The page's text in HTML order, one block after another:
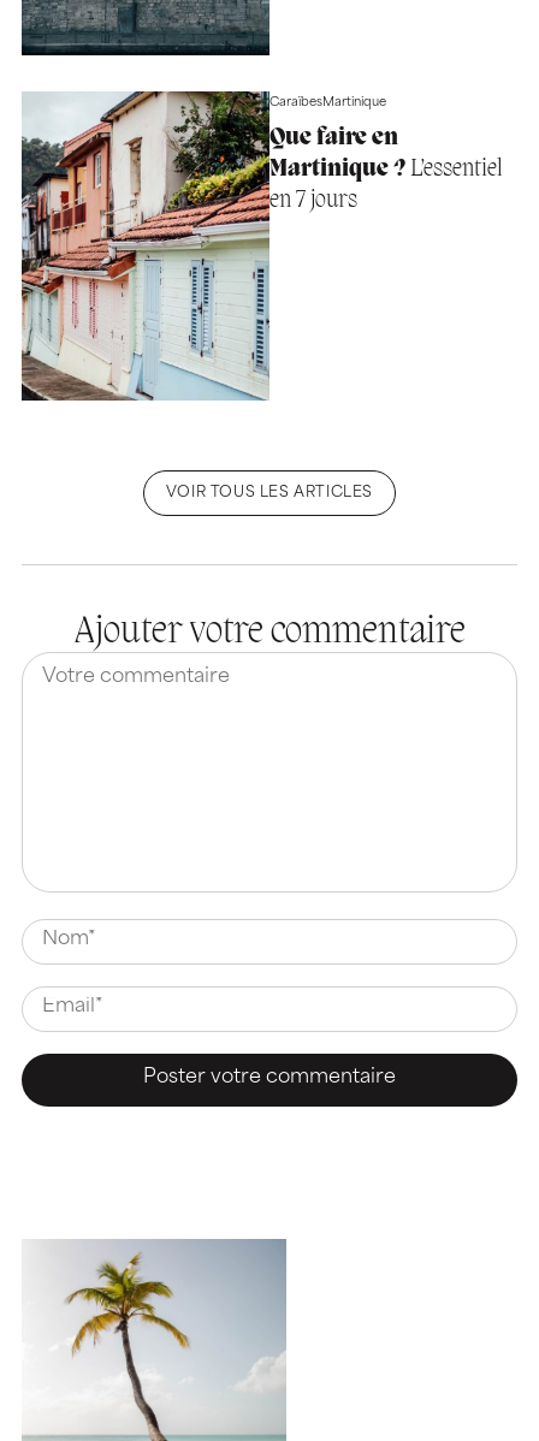
CaraïbesMartinique
Que faire en
Martinique ?L’essentiel
en 7 jours
VOIR TOUS LES ARTICLES
Ajouter votre commentaire